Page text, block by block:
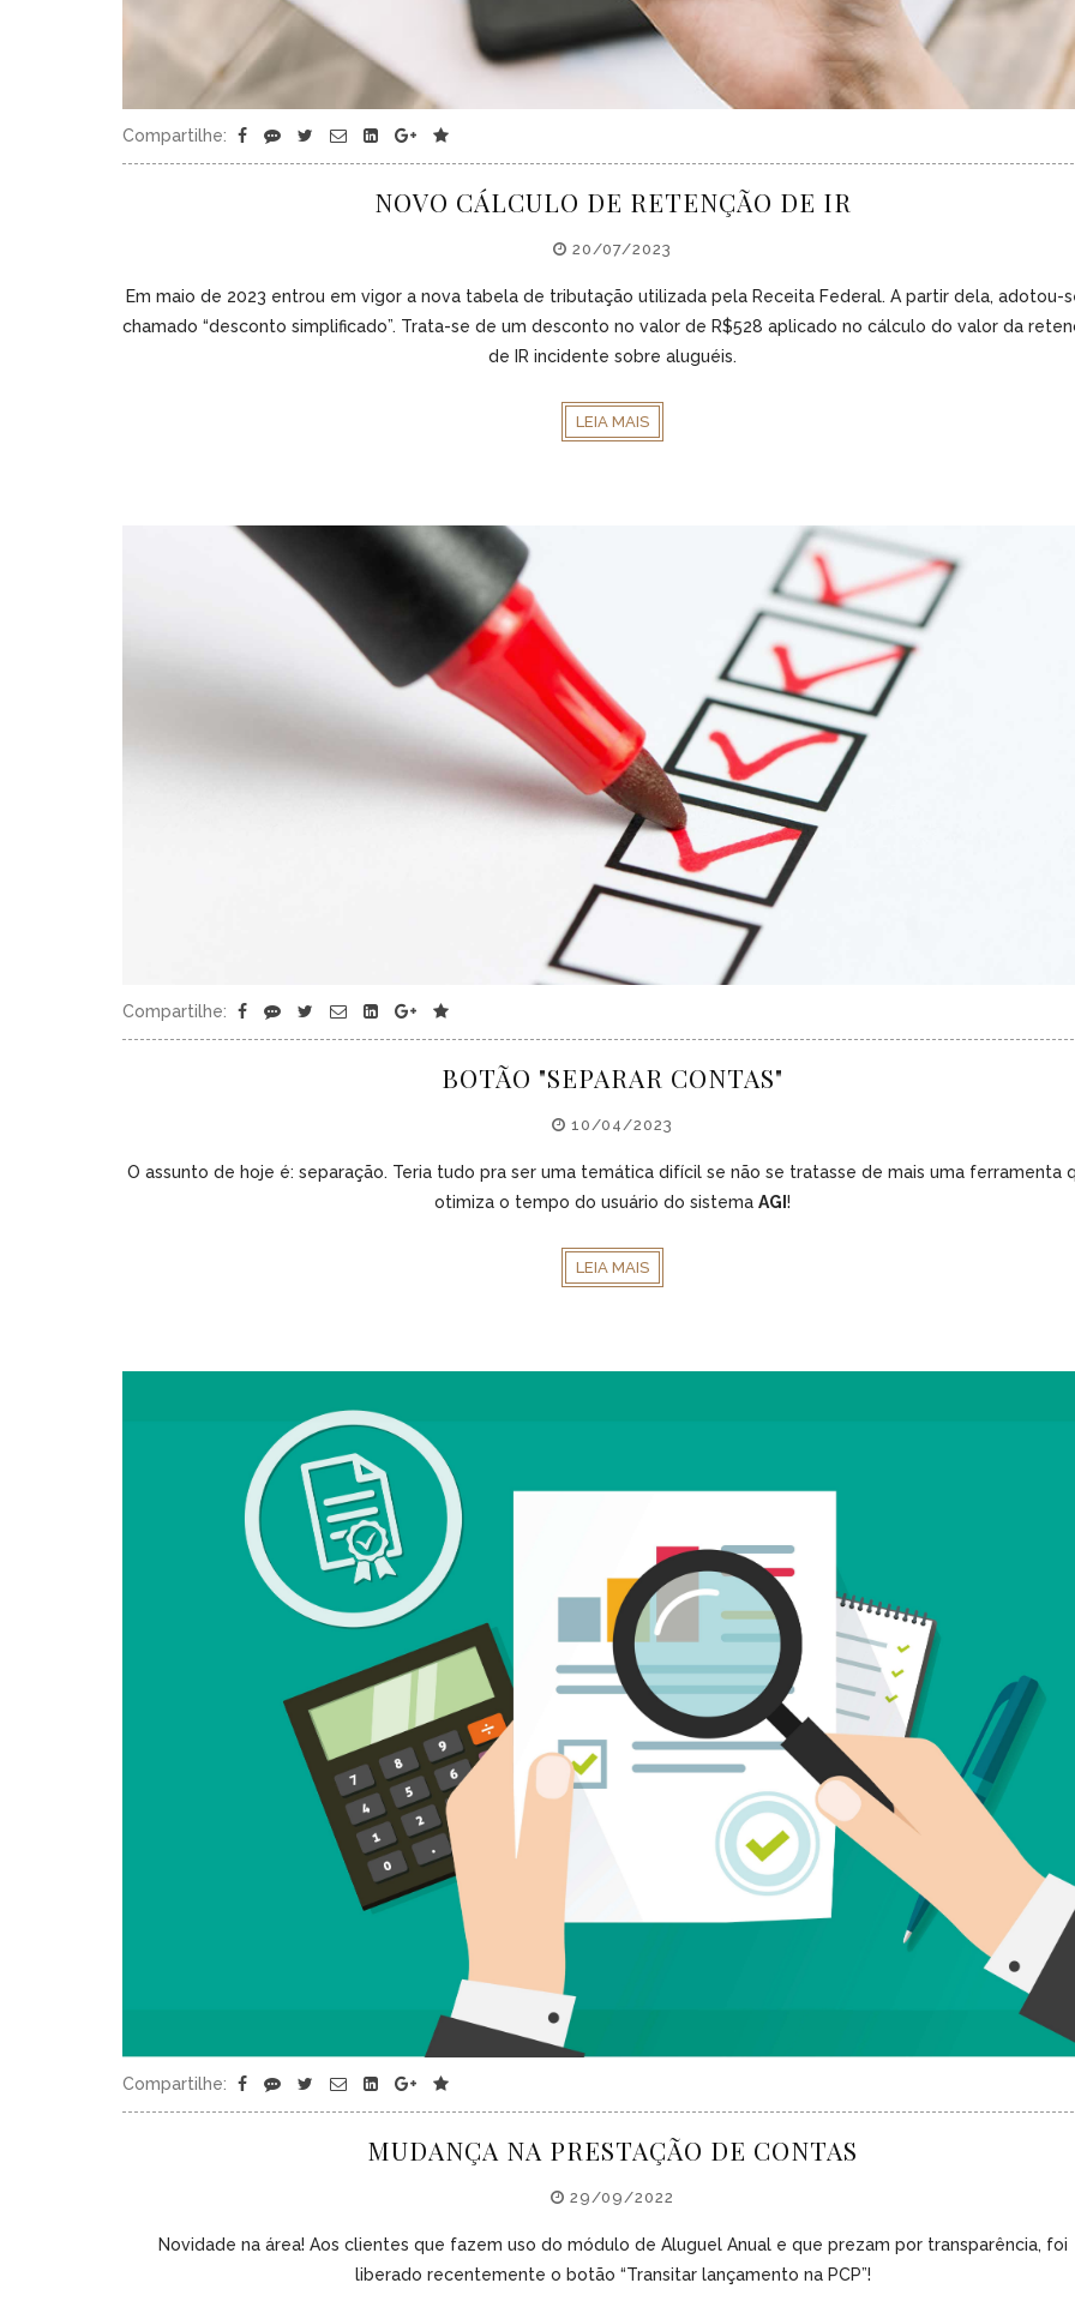
Compartilhe:
NOVO CÁLCULO DE RETENÇÃO DE IR
20/07/2023
Em maio de 2023 entrou em vigor a nova tabela de tributação utilizada pela Receita Federal. A partir dela, adotou-
chamado “desconto simplificado”. Trata-se de um desconto no valor de R$528 aplicado no cálculo do valor da
de IR incidente sobre aluguéis.
LEIA MAIS
Compartilhe:
BOTÃO "SEPARAR CONTAS"
10/04/2023
O assunto de hoje é: separação. Teria tudo pra ser uma temática difícil se não se tratasse de mais uma ferramenta
otimiza o tempo do usuário do sistemaAGI!
LEIA MAIS
Compartilhe:
MUDANÇA NA PRESTAÇÃO DE CONTAS
29/09/2022
Novidade na área! Aos clientes que fazem uso do módulo de Aluguel Anual e que prezam por transparência, foi
liberado recentemente o botão “Transitar lançamento na PCP”!